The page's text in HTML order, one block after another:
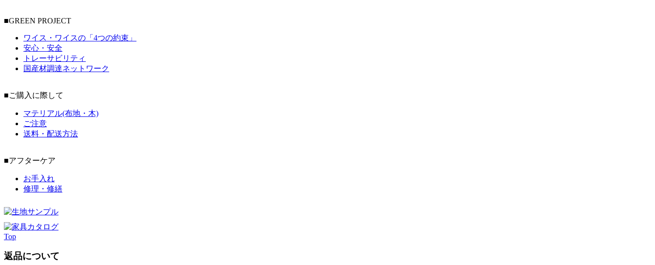
■GREEN PROJECT
ワイス・ワイスの「4つの約束」
安心・安全
トレーサビリティ
国産材調達ネットワーク
■ご購入に際して
マテリアル(布地・木)
ご注意
送料・配送方法
■アフターケア
お手入れ
修理・修繕
Top
返品について